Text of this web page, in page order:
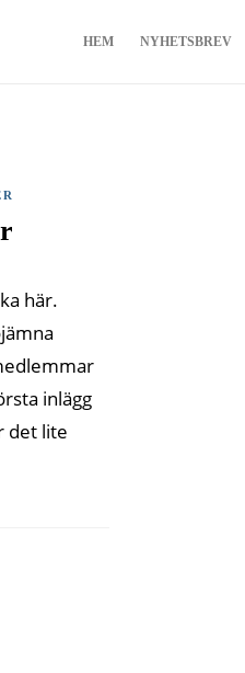
HEM NYHETSBREV
här.
inlägg
det lite